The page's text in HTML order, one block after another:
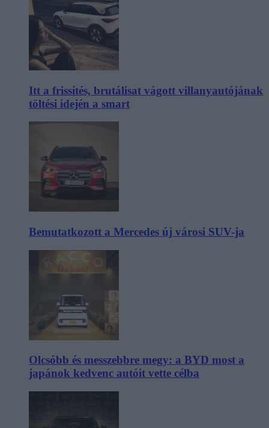
Itt a frissítés, brutálisat vágott villanyautójának
töltési idején a smart
Bemutatkozott a Mercedes új városi SUV-ja
Olcsóbb és messzebbre megy: a BYD most a
japánok kedvenc autóit vette célba